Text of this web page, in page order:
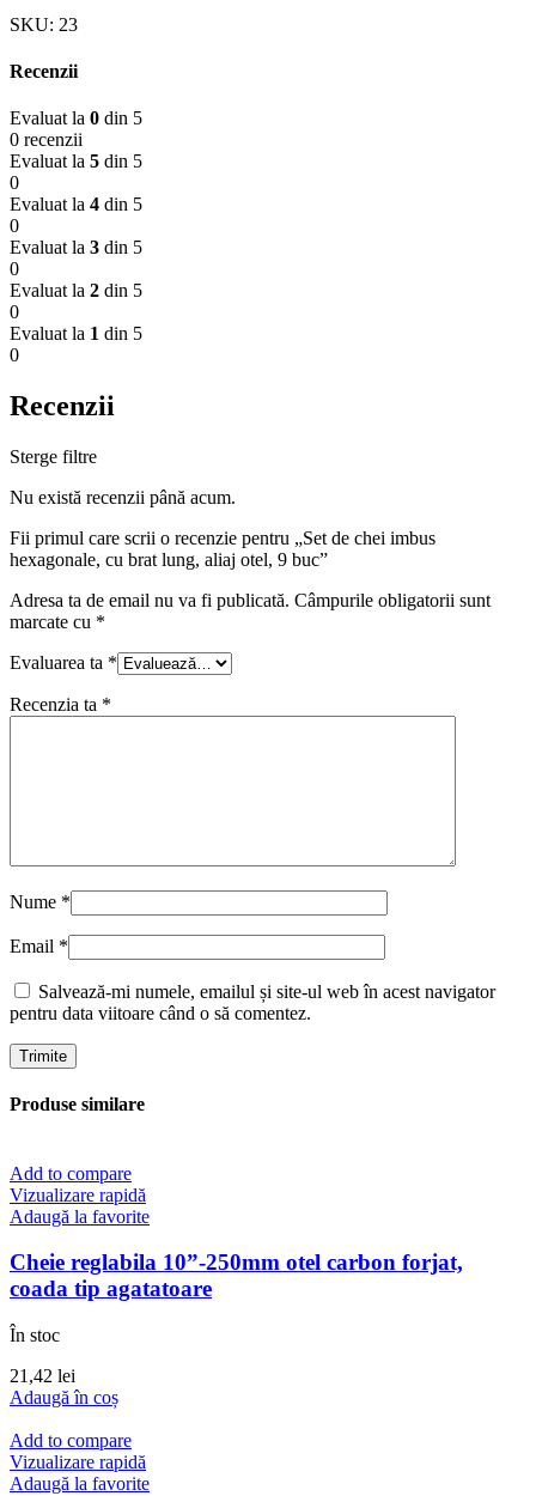
SKU: 23
Recenzii
Evaluat la 0 din 5
0 recenzii
Evaluat la 5 din 5
0
Evaluat la 4 din 5
0
Evaluat la 3 din 5
0
Evaluat la 2 din 5
0
Evaluat la 1 din 5
0
Recenzii
Sterge filtre
Nu există recenzii până acum.
Fii primul care scrii o recenzie pentru „Set de chei imbus
hexagonale, cu brat lung, aliaj otel, 9 buc”
Adresa ta de email nu va fi publicată. Câmpurile obligatorii sunt
marcate cu *
Evaluarea ta *
Recenzia ta *
Nume *
Email *
Salvează-mi numele, emailul și site-ul web în acest navigator
pentru data viitoare când o să comentez.
Produse similare
Add to compare
Vizualizare rapidă
Adaugă la favorite
Cheie reglabila 10”-250mm otel carbon forjat,
coada tip agatatoare
În stoc
21,42 lei
Adaugă în coș
Add to compare
Vizualizare rapidă
Adaugă la favorite